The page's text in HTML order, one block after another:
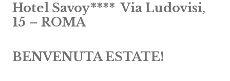
Hotel Savoy**** Via Ludovisi,
15 – ROMA
BENVENUTA ESTATE!